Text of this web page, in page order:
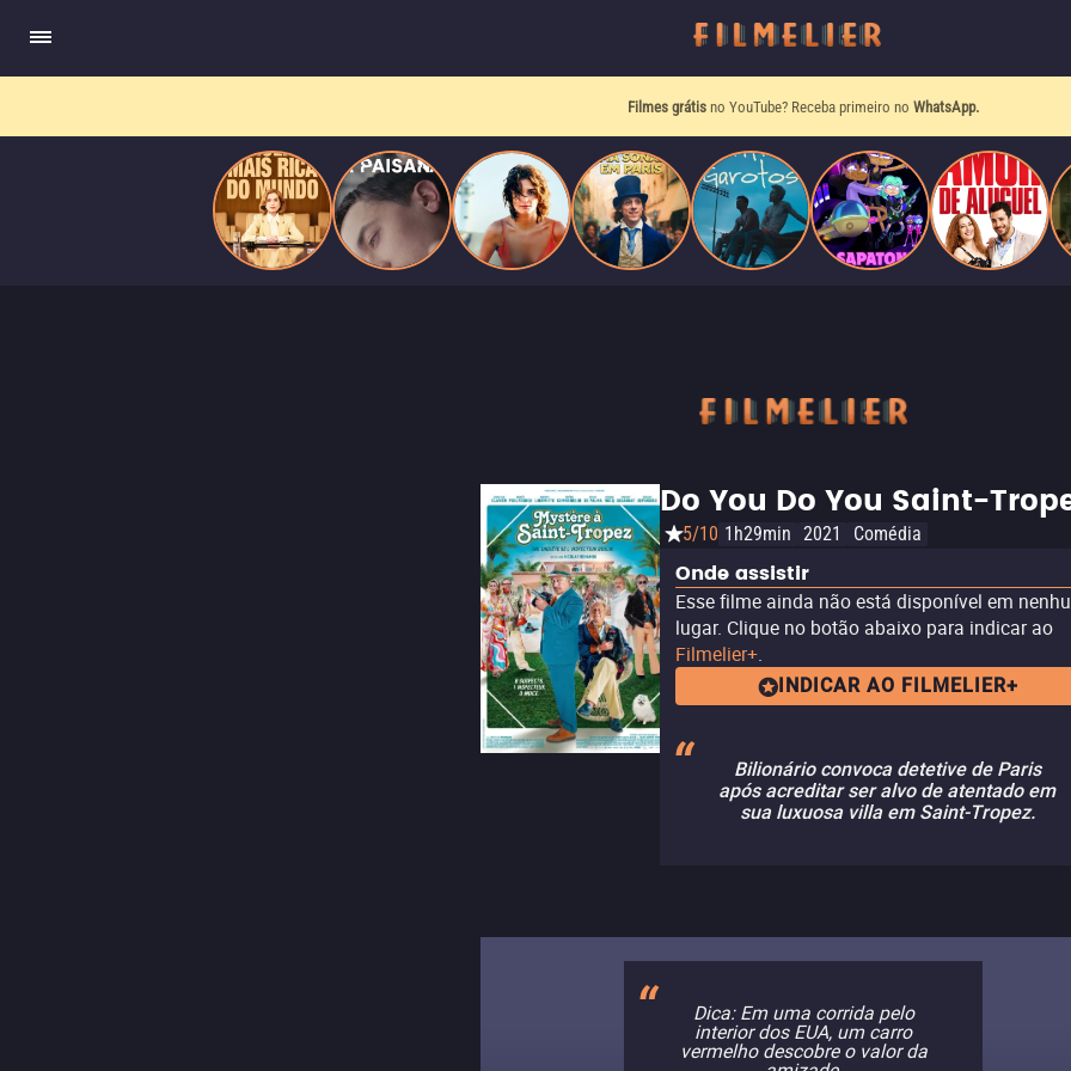
Filmes grátis no YouTube? Receba primeiro no WhatsApp.
Do You Do You Saint-
5/10 1h29min 2021 Comédia
Onde assistir
Esse filme ainda não está disponível em
lugar. Clique no botão abaixo para indicar ao
Filmelier+.
INDICAR AO FILMELIER+
Bilionário convoca detetive de Paris
após acreditar ser alvo de atentado em
sua luxuosa villa em Saint-Tropez.
Dica: Em uma corrida pelo
interior dos EUA, um carro
vermelho descobre o valor da
do
Mundo